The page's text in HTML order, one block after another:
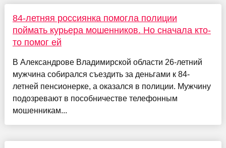
84-летняя россиянка помогла полиции
поймать курьера мошенников. Но сначала кто-
то помог ей
В Александрове Владимирской области 26-летний
мужчина собирался съездить за деньгами к 84-
летней пенсионерке, а оказался в полиции. Мужчину
подозревают в пособничестве телефонным
мошенникам...